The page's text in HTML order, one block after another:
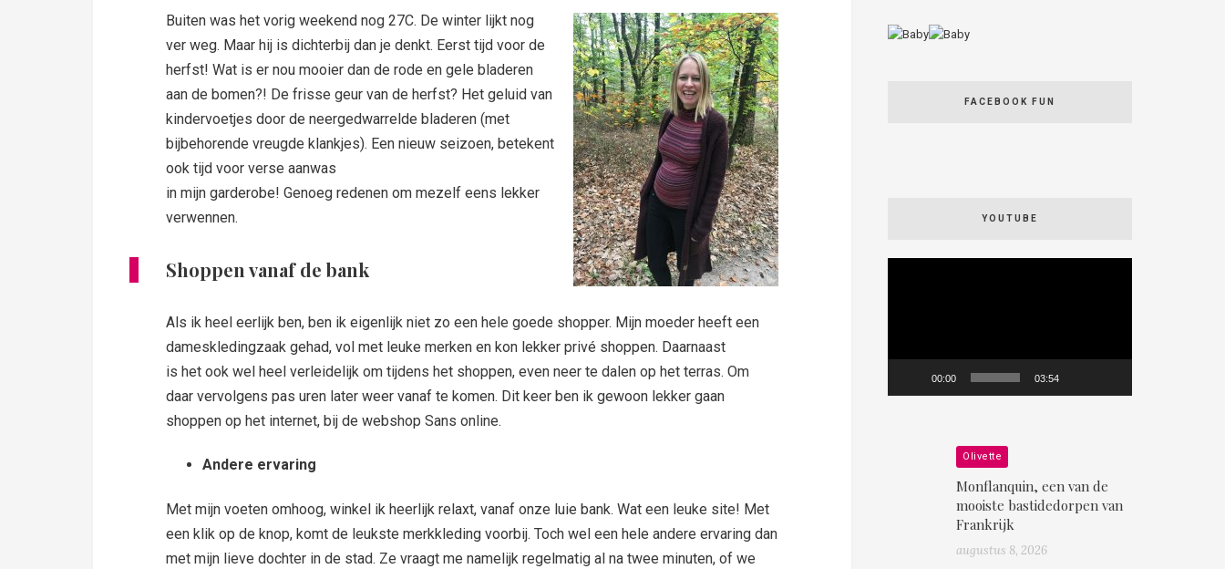
Buiten was het vorig weekend nog 27C. De winter lijkt nog
ver weg. Maar hij is dichterbij dan je denkt. Eerst tijd voor de
herfst! Wat is er nou mooier dan de rode en gele bladeren
aan de bomen?! De frisse geur van de herfst? Het geluid van
kindervoetjes door de neergedwarrelde bladeren (met
bijbehorende vreugde klankjes). Een nieuw seizoen, betekent
ook tijd voor verse aanwas
in mijn garderobe! Genoeg redenen om mezelf eens lekker
verwennen.
Shoppen vanaf de bank
Als ik heel eerlijk ben, ben ik eigenlijk niet zo een hele goede shopper. Mijn moeder heeft een
dameskledingzaak gehad, vol met leuke merken en kon lekker privé shoppen. Daarnaast
is het ook wel heel verleidelijk om tijdens het shoppen, even neer te dalen op het terras. Om
daar vervolgens pas uren later weer vanaf te komen. Dit keer ben ik gewoon lekker gaan
shoppen op het internet, bij de webshop Sans online.
Andere ervaring
Met mijn voeten omhoog, winkel ik heerlijk relaxt, vanaf onze luie bank. Wat een leuke site! Met
een klik op de knop, komt de leukste merkkleding voorbij. Toch wel een hele andere ervaring dan
met mijn lieve dochter in de stad. Ze vraagt me namelijk regelmatig al na twee minuten, of we
FACEBOOK FUN
YOUTUBE
00:00 03:54
Olivette
Monflanquin, een van de
mooiste bastidedorpen van
Frankrijk
augustus 8, 2026